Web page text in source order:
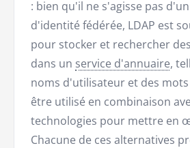
: bien qu'il ne s'agisse pas
d'identité fédérée, LDAP est
pour stocker et rechercher
dans un service d'annuaire,
noms d'utilisateur et des
être utilisé en combinaison
technologies pour mettre en
Chacune de ces alternatives